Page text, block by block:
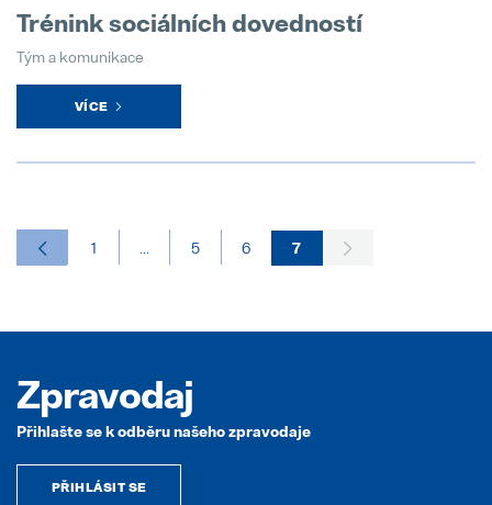
Trénink sociálních dovedností
Tým a komunikace
VÍCE
1 5 6 7
Zpravodaj
Přihlašte se k odběru našeho zpravodaje
PŘIHLÁSIT SE